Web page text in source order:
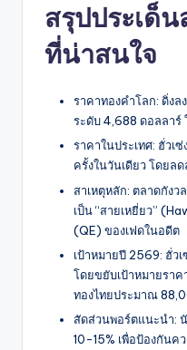
สรุปประเด็
ที่น่าสนใจ
ราคาทองคำโลก: ดิ่งล
ระดับ 4,688 ดอลลาร์
ราคาในประเทศ: ฮั่วเ
ครั้งในวันเดียว โดยล
สาเหตุหลัก: ตลาดกัง
เป็น “สายเหยี่ยว”
(QE) ของเฟดในอดีต
เป้าหมายปี 2569: ฮั่ว
โดยขยับเป้าหมายรา
ทองไทยประมาณ
สัดส่วนพอร์ตแนะนำ:
10-15% เพื่อป้องกันค